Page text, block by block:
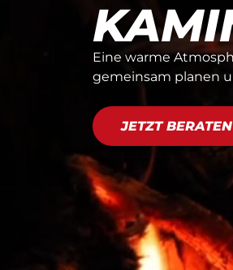
Eine warme
gemeinsam planen
JETZT